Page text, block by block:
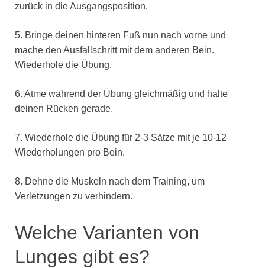
zurück in die Ausgangsposition.
5. Bringe deinen hinteren Fuß nun nach vorne und
mache den Ausfallschritt mit dem anderen Bein.
Wiederhole die Übung.
6. Atme während der Übung gleichmäßig und halte
deinen Rücken gerade.
7. Wiederhole die Übung für 2-3 Sätze mit je 10-12
Wiederholungen pro Bein.
8. Dehne die Muskeln nach dem Training, um
Verletzungen zu verhindern.
Welche Varianten von
Lunges gibt es?